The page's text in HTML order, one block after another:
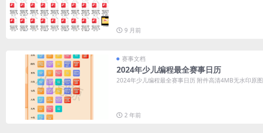
9 月前
赛事文档
2024年少儿编程最全赛事日历
2024年少儿编程最全赛事日历 附件高清4MB无水印原图
2 年前